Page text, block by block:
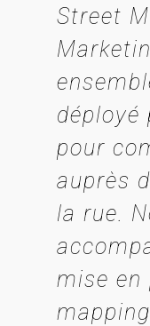
Street
déployé
pour
auprès
la rue.
mise en